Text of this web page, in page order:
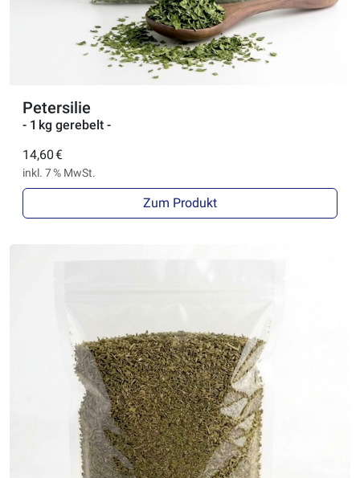
Petersilie
- 1 kg gerebelt -
14,60 €
inkl. 7 % MwSt.
Zum Produkt